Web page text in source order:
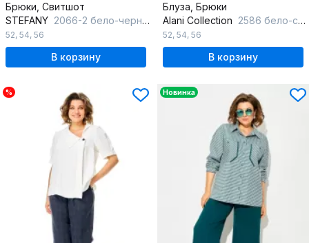
Брюки, Свитшот
STEFANY 2066-2 бело-черный
52, 54, 56
В корзину
Блуза, Брюки
Alani Collection 2586 бело-серый
52, 54, 56
В корзину
% Новинка